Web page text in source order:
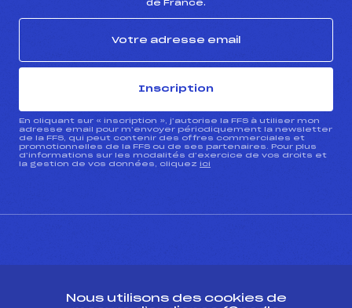
de France.
Inscription
En cliquant sur « inscription », j’autorise la FFS à utiliser mon
adresse email pour m’envoyer périodiquement la newsletter
de la FFS, qui peut contenir des offres commerciales et
promotionnelles de la FFS ou de ses partenaires. Pour plus
d’informations sur les modalités d’exercice de vos droits et
la gestion de vos données, cliquez ici
ESPACE PRESSE
Nous utilisons des cookies de